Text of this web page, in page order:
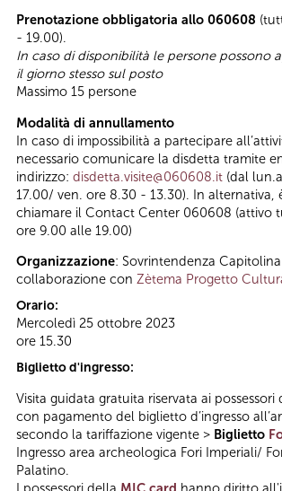
Prenotazione obbligatoria allo 060608
- 19.00).
In caso di disponibilità le persone possono
il giorno stesso sul posto
Massimo 15 persone
Modalità di annullamento
In caso di impossibilità a partecipare
necessario comunicare la disdetta tramite
indirizzo: disdetta.visite@060608.it (dal
17.00/ ven. ore 8.30 - 13.30). In alternativa,
chiamare il Contact Center 060608 (attivo
ore 9.00 alle 19.00)
Organizzazione: Sovrintendenza
collaborazione con Zètema Progetto
Orario:
Mercoledì 25 ottobre 2023
ore 15.30
Biglietto d'ingresso:
Visita guidata gratuita riservata ai possessori
con pagamento del biglietto d’ingresso
secondo la tariffazione vigente > Biglietto
Ingresso area archeologica Fori Imperiali/
Palatino.